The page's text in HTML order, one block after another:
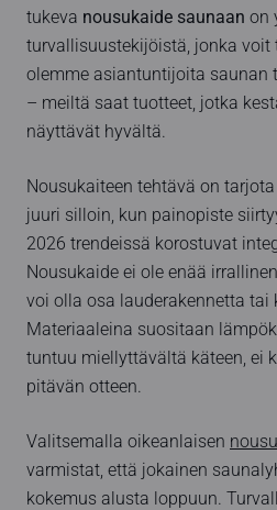
tukeva nousukaide saunaan on
turvallisuustekijöistä, jonka voit
olemme asiantuntijoita saunan
– meiltä saat tuotteet, jotka
näyttävät hyvältä.
Nousukaiteen tehtävä on
juuri silloin, kun painopiste
2026 trendeissä korostuvat
Nousukaide ei ole enää
voi olla osa lauderakennetta tai
Materiaaleina suositaan
tuntuu miellyttävältä käteen, ei
pitävän otteen.
Valitsemalla oikeanlaisen
varmistat, että jokainen
kokemus alusta loppuun.